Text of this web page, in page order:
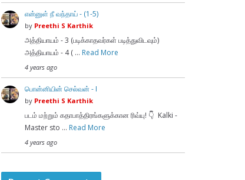
என்னுள் நீ வந்தாய் - (1-5)
by Preethi S Karthik
அத்தியாயம் - 3 (படிக்காதவர்கள் படித்துவிடவும்)
அத்தியாயம் - 4 ( … Read More
4 years ago
பொன்னியின் செல்வன் - I
by Preethi S Karthik
படம் மற்றும் கதாபாத்திரங்களுக்கான ரிவ்யு! 👇 Kalki -
Master sto … Read More
4 years ago